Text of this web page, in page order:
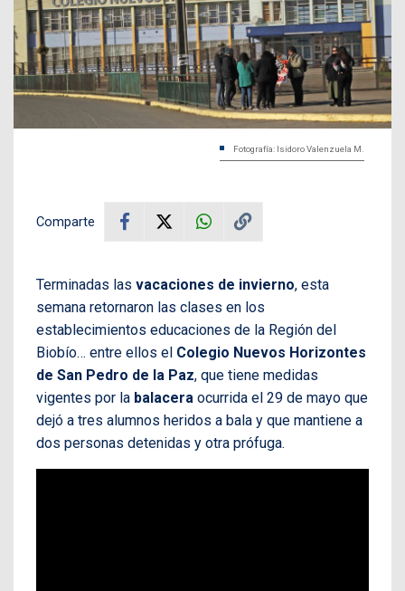
Fotografía: Isidoro Valenzuela M.
Comparte
Terminadas las vacaciones de invierno, esta
semana retornaron las clases en los
establecimientos educaciones de la Región del
Biobío… entre ellos el Colegio Nuevos Horizontes
de San Pedro de la Paz, que tiene medidas
vigentes por la balacera ocurrida el 29 de mayo que
dejó a tres alumnos heridos a bala y que mantiene a
dos personas detenidas y otra prófuga.